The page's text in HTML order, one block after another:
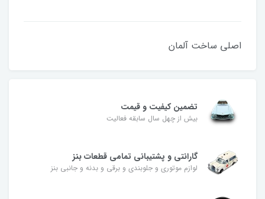
اصلی ساخت آلمان
تضمین کیفیت و قیمت
بیش از چهل سال سابقه فعالیت
گارانتی و پشتیبانی تمامی قطعات بنز
لوازم موتوری و جلوبندی و برقی و بدنه و جانبی بنز